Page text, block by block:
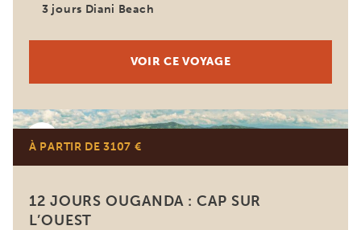
3 jours Diani Beach
VOIR CE VOYAGE
Ouganda
À PARTIR DE 3107 €
12 JOURS OUGANDA : CAP SUR
L’OUEST